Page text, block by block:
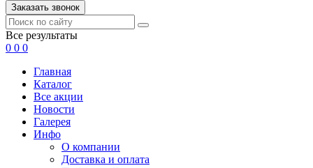
Заказать звонок
Все результаты
0 0 0
Главная
Каталог
Все акции
Новости
Галерея
Инфо
О компании
Доставка и оплата